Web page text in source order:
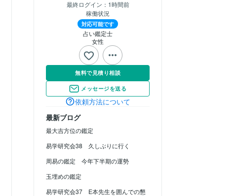
最終ログイン： 1時間前
稼働状況
対応可能です
占い鑑定士
女性
無料で見積り相談
メッセージを送る
依頼方法について
最新ブログ
最大吉方位の鑑定
易学研究会38 久しぶりに行く
周易の鑑定 今年下半期の運勢
玉埋めの鑑定
易学研究会37 E本先生を囲んでの懇